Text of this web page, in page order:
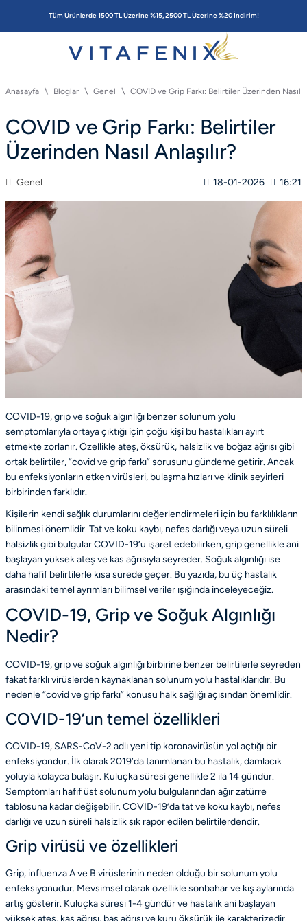
Tüm Ürünlerde 1500 TL Üzerine %15, 2500 TL Üzerine %20 İndirim!
Anasayfa Bloglar Genel COVID ve Grip Farkı: Belirtiler Üzerinden Nasıl
COVID ve Grip Farkı: Belirtiler
Üzerinden Nasıl Anlaşılır?
Genel 18-01-2026 16:21
COVID-19, grip ve soğuk algınlığı benzer solunum yolu
semptomlarıyla ortaya çıktığı için çoğu kişi bu hastalıkları ayırt
etmekte zorlanır. Özellikle ateş, öksürük, halsizlik ve boğaz ağrısı gibi
ortak belirtiler, “covid ve grip farkı” sorusunu gündeme getirir. Ancak
bu enfeksiyonların etken virüsleri, bulaşma hızları ve klinik seyirleri
birbirinden farklıdır.
Kişilerin kendi sağlık durumlarını değerlendirmeleri için bu farklılıkların
bilinmesi önemlidir. Tat ve koku kaybı, nefes darlığı veya uzun süreli
halsizlik gibi bulgular COVID-19’u işaret edebilirken, grip genellikle ani
başlayan yüksek ateş ve kas ağrısıyla seyreder. Soğuk algınlığı ise
daha hafif belirtilerle kısa sürede geçer. Bu yazıda, bu üç hastalık
arasındaki temel ayrımları bilimsel veriler ışığında inceleyeceğiz.
COVID-19, Grip ve Soğuk Algınlığı
Nedir?
COVID-19, grip ve soğuk algınlığı birbirine benzer belirtilerle seyreden
fakat farklı virüslerden kaynaklanan solunum yolu hastalıklarıdır. Bu
nedenle “covid ve grip farkı” konusu halk sağlığı açısından önemlidir.
COVID-19’un temel özellikleri
COVID-19, SARS-CoV-2 adlı yeni tip koronavirüsün yol açtığı bir
enfeksiyondur. İlk olarak 2019’da tanımlanan bu hastalık, damlacık
yoluyla kolayca bulaşır. Kuluçka süresi genellikle 2 ila 14 gündür.
Semptomları hafif üst solunum yolu bulgularından ağır zatürre
tablosuna kadar değişebilir. COVID-19’da tat ve koku kaybı, nefes
darlığı ve uzun süreli halsizlik sık rapor edilen belirtilerdendir.
Grip virüsü ve özellikleri
Grip, influenza A ve B virüslerinin neden olduğu bir solunum yolu
enfeksiyonudur. Mevsimsel olarak özellikle sonbahar ve kış aylarında
artış gösterir. Kuluçka süresi 1-4 gündür ve hastalık ani başlayan